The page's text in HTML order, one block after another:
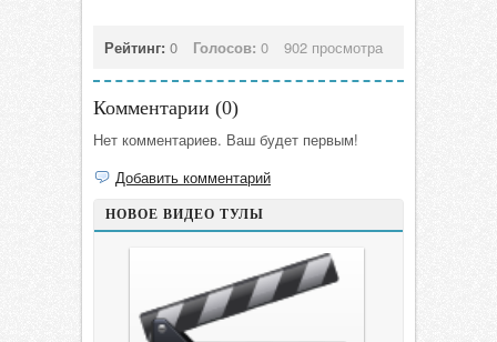
Рейтинг: 0 Голосов: 0 902 просмотра
Комментарии (0)
Нет комментариев. Ваш будет первым!
Добавить комментарий
НОВОЕ ВИДЕО ТУЛЫ